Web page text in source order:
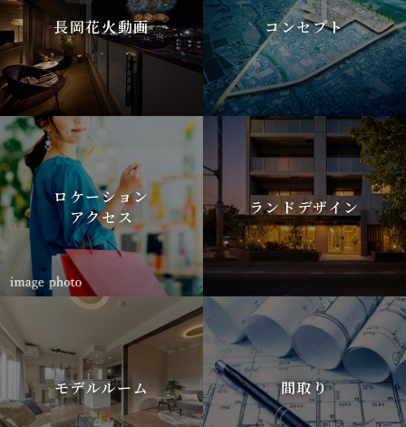
長岡花火動画 コンセプト
ロケーション
アクセス
ランドデザイン
モデルルーム 間取り